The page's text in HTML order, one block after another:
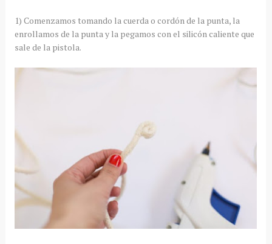
1) Comenzamos tomando la cuerda o cordón de la punta, la
enrollamos de la punta y la pegamos con el silicón caliente que
sale de la pistola.